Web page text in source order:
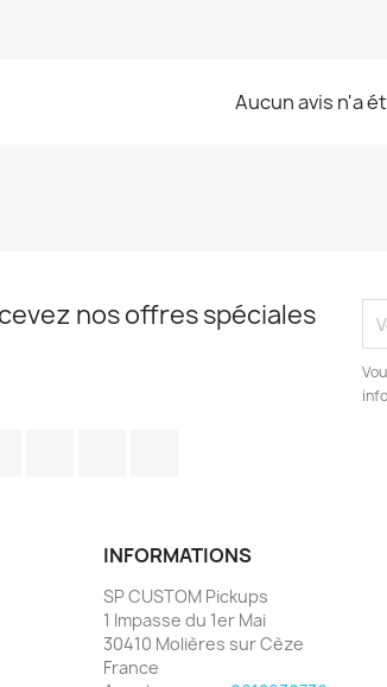
Aucun avis n'a
nos offres spéciales
INFORMATIONS
SP CUSTOM Pickups
1 Impasse du 1er Mai
30410 Molières sur Cèze
France